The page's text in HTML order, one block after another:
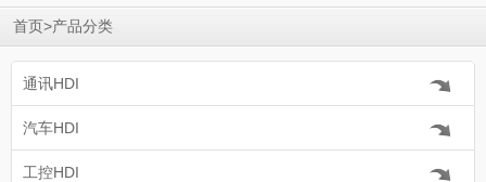
首页 >产品分类
通讯HDI
汽车HDI
工控HDI